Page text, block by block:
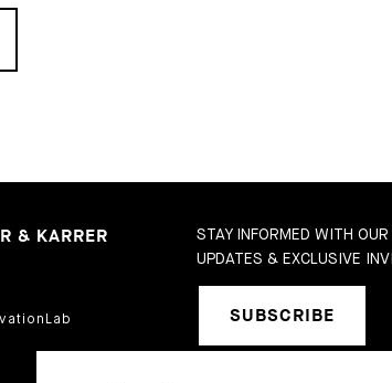
& KARRER
STAY INFORMED WITH OUR
UPDATES & EXCLUSIVE
SUBSCRIBE